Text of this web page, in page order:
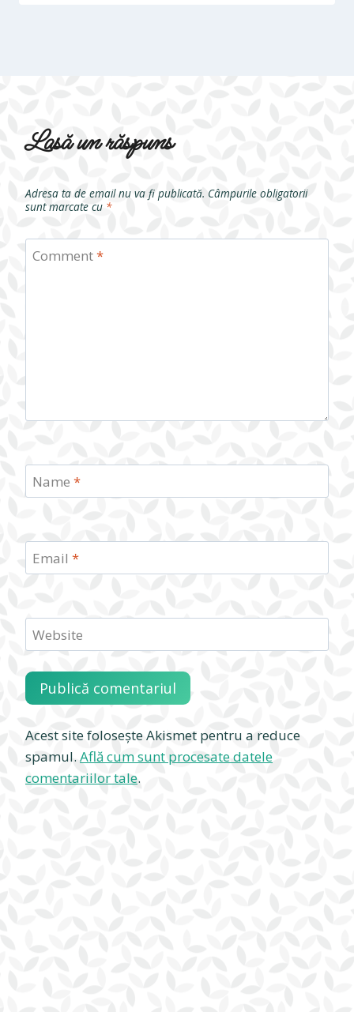
Lasă un răspuns
Adresa ta de email nu va fi publicată. Câmpurile obligatorii
sunt marcate cu *
Comment*
Name *
Email *
Website
Acest site folosește Akismet pentru a reduce
spamul.Află cum sunt procesate datele
comentariilor tale.